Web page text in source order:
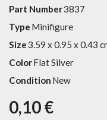
Part Number3837
Type Minifigure
Size3.59 x 0.95 x 0.43
ColorFlat Silver
Condition New
0,10 €